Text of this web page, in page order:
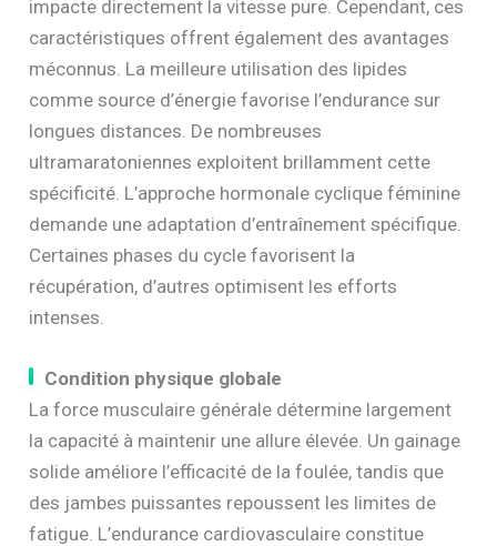
impacte directement la vitesse pure. Cependant, ces
caractéristiques offrent également des avantages
méconnus. La meilleure utilisation des lipides
comme source d’énergie favorise l’endurance sur
longues distances. De nombreuses
ultramaratoniennes exploitent brillamment cette
spécificité. L’approche hormonale cyclique féminine
demande une adaptation d’entraînement spécifique.
Certaines phases du cycle favorisent la
récupération, d’autres optimisent les efforts
intenses.
Condition physique globale
La force musculaire générale détermine largement
la capacité à maintenir une allure élevée. Un gainage
solide améliore l’efficacité de la foulée, tandis que
des jambes puissantes repoussent les limites de
fatigue. L’endurance cardiovasculaire constitue